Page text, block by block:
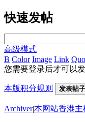
快速发帖
高级模式
B Color Image Link
您需要登录后才可以
本版积分规则 发表帖子
Archiver|本网站香港主